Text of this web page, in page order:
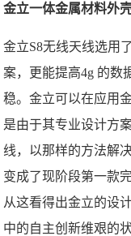
金立一体金属材料外
金立S8无线天线选用
案，更能提高4g 的数
稳。金立可以在应用
是由于其专业设计方
线，以那样的方法解
变成了现阶段第一款
从这看得出金立的设
中的自主创新维艰的